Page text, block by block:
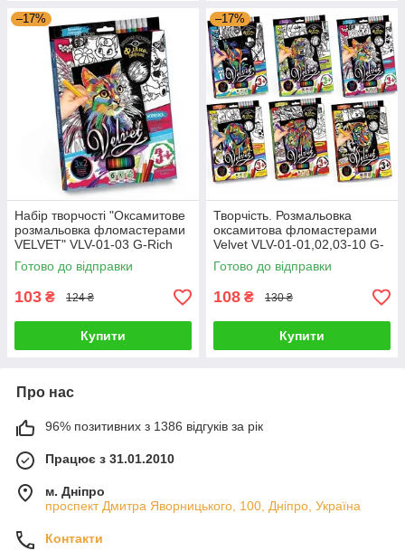
–17%
Набір творчості "Оксамитове
розмальовка фломастерами
VELVET" VLV-01-03 G-Rich
Готово до відправки
103 ₴ 124 ₴
Купити
–17%
Творчість. Розмальовка
оксамитова фломастерами
Velvet VLV-01-01,02,03-10 G-
Rich
Готово до відправки
108 ₴ 130 ₴
Купити
Про нас
96% позитивних з 1386 відгуків за рік
Працює з 31.01.2010
м. Дніпро
проспект Дмитра Яворницького, 100, Дніпро, Україна
Контакти